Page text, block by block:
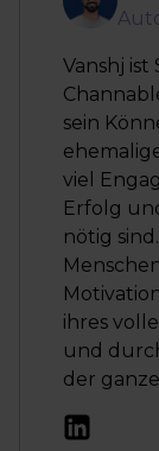
Vanshj ist
sein
viel
Erfolg
nötig
ihres
und
der